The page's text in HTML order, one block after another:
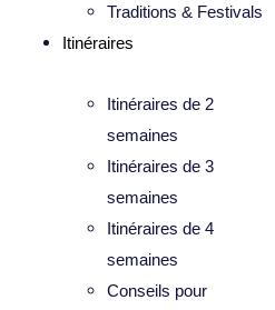
Traditions & Festivals
Itinéraires
Itinéraires de 2
semaines
Itinéraires de 3
semaines
Itinéraires de 4
semaines
Conseils pour